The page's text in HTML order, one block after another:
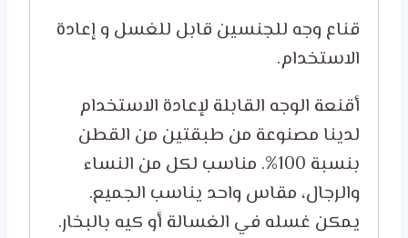
قناع وجه للجنسين قابل للغسل و إعادة
الاستخدام.
أقنعة الوجه القابلة لإعادة الاستخدام
لدينا مصنوعة من طبقتين من القطن
بنسبة 100%. مناسب لكل من النساء
والرجال، مقاس واحد يناسب الجميع.
يمكن غسله في الغسالة أو كيه بالبخار.